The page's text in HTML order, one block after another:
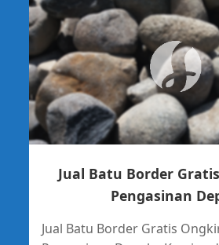
Jual Batu Border
Pengasinan
Jual Batu Border Gratis